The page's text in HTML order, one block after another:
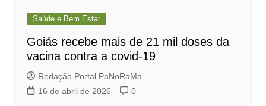
Saúde e Bem Estar
Goiás recebe mais de 21 mil doses da
vacina contra a covid-19
Redação Portal PaNoRaMa
16 de abril de 2026
0